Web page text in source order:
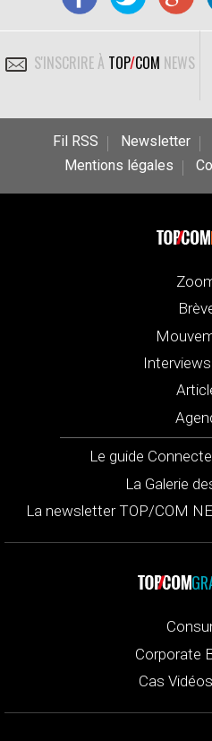
S'INSCRIRE À TOP/COM NEWS
Fil RSS Newsletter
Mentions légales
Le guide
La Galerie
La newsletter TOP/COM
Corporate
Cas